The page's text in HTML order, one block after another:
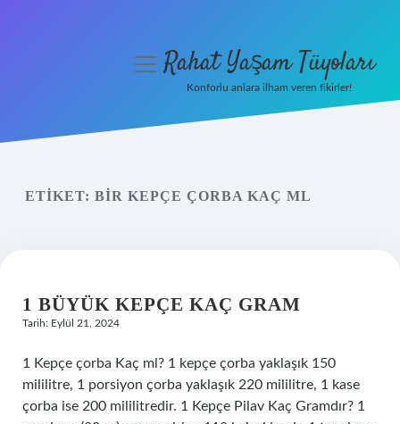
Yasal Uyarı
menüyüRahat Yaşam Tüyoları
Konforlu anlara ilham veren fikirler!
ETIKET: BIR KEPÇE ÇORBA KAÇ ML
1 BÜYÜK KEPÇE KAÇ GRAM
Tarih: Eylül 21, 2024
1 Kepçe çorba Kaç ml? 1 kepçe çorba yaklaşık 150
mililitre, 1 porsiyon çorba yaklaşık 220 mililitre, 1 kase
çorba ise 200 mililitredir. 1 Kepçe Pilav Kaç Gramdır? 1